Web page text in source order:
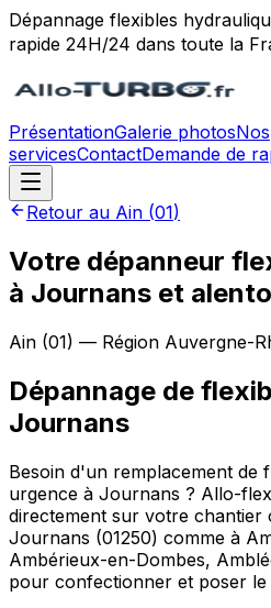
Dépannage flexibles
rapide 24H/24 dans toute la
PrésentationGalerie photosNos
servicesContactDemande de
Retour au Ain (01)
Votre dépanneur
à Journans et
Ain (01) — Région Auvergne-
Dépannage de
Journans
Besoin d'un remplacement de
urgence à Journans ? Allo-
directement sur votre chantier
Journans (01250) comme à
Ambérieux-en-Dombes,
pour confectionner et poser